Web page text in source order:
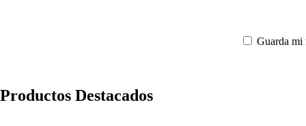
Guarda mi
Productos Destacados